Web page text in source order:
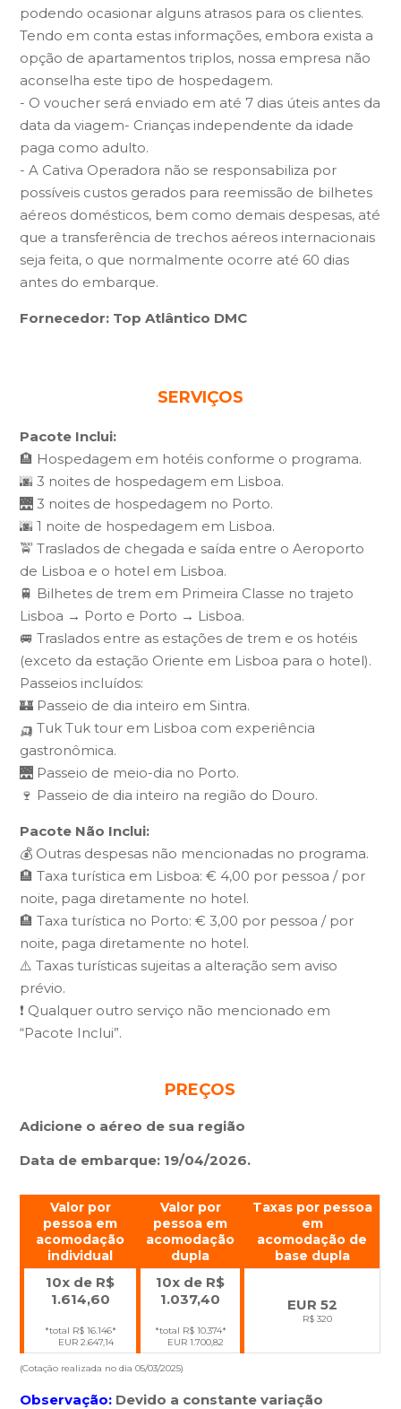
podendo ocasionar alguns atrasos para os clientes.
Tendo em conta estas informações, embora exista a
opção de apartamentos triplos, nossa empresa não
aconselha este tipo de hospedagem.
- O voucher será enviado em até 7 dias úteis antes da
data da viagem- Crianças independente da idade
paga como adulto.
- A Cativa Operadora não se responsabiliza por
possíveis custos gerados para reemissão de bilhetes
aéreos domésticos, bem como demais despesas, até
que a transferência de trechos aéreos internacionais
seja feita, o que normalmente ocorre até 60 dias
antes do embarque.
Fornecedor: Top Atlântico DMC
SERVIÇOS
Pacote Inclui:
🏨 Hospedagem em hotéis conforme o programa.
🌆 3 noites de hospedagem em Lisboa.
🌉 3 noites de hospedagem no Porto.
🌆 1 noite de hospedagem em Lisboa.
🚖 Traslados de chegada e saída entre o Aeroporto
de Lisboa e o hotel em Lisboa.
🚆 Bilhetes de trem em Primeira Classe no trajeto
Lisboa → Porto e Porto → Lisboa.
🚐 Traslados entre as estações de trem e os hotéis
(exceto da estação Oriente em Lisboa para o hotel).
Passeios incluídos:
🏰 Passeio de dia inteiro em Sintra.
🛺 Tuk Tuk tour em Lisboa com experiência
gastronômica.
🌉 Passeio de meio-dia no Porto.
🍷 Passeio de dia inteiro na região do Douro.
Pacote Não Inclui:
💰 Outras despesas não mencionadas no programa.
🏨 Taxa turística em Lisboa: € 4,00 por pessoa / por
noite, paga diretamente no hotel.
🏨 Taxa turística no Porto: € 3,00 por pessoa / por
noite, paga diretamente no hotel.
⚠️ Taxas turísticas sujeitas a alteração sem aviso
prévio.
❗ Qualquer outro serviço não mencionado em
“Pacote Inclui”.
PREÇOS
Adicione o aéreo de sua região
Data de embarque: 19/04/2026.
Valor por
pessoa em
acomodação
individual
Valor por
pessoa em
acomodação
dupla
Taxas por pessoa
em
acomodação de
base dupla
10x de R$
1.614,60
*total R$ 16.146*
EUR 2.647,14
10x de R$
1.037,40
*total R$ 10.374*
EUR 1.700,82
EUR 52
R$ 320
(Cotação realizada no dia 05/03/2025)
Observação: Devido a constante variação